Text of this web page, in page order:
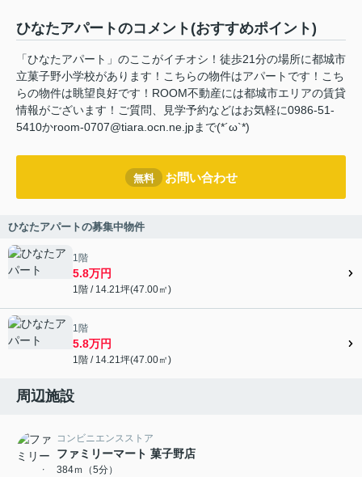
ひなたアパートのコメント(おすすめポイント)
「ひなたアパート」のここがイチオシ！徒歩21分の場所に都城市
立菓子野小学校があります！こちらの物件はアパートです！こち
らの物件は眺望良好です！ROOM不動産には都城市エリアの賃貸
情報がございます！ご質問、見学予約などはお気軽に0986-51-
5410かroom-0707@tiara.ocn.ne.jpまで(*´ω`*)
無料 お問い合わせ
ひなたアパートの募集中物件
1階
5.8万円
1階 / 14.21坪(47.00㎡)
1階
5.8万円
1階 / 14.21坪(47.00㎡)
周辺施設
コンビニエンスストア
ファミリーマート 菓子野店
384ｍ（5分）